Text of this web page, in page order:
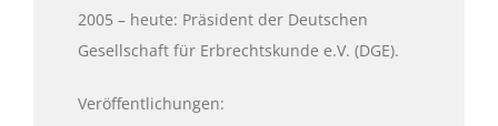
2005 – heute: Präsident der Deutschen
Gesellschaft für Erbrechtskunde e.V. (DGE).
Veröffentlichungen: